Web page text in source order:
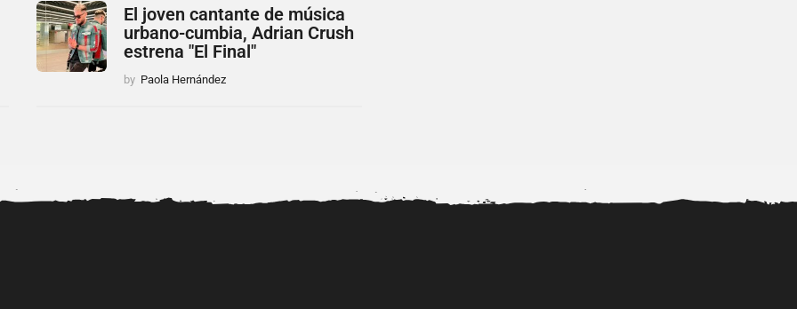
El joven cantante de música
urbano-cumbia, Adrian Crush
estrena "El Final"
by Paola Hernández